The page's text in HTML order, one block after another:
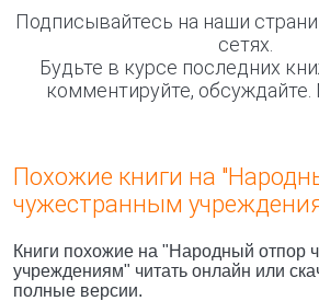
Подписывайтесь на наши
сетях.
Будьте в курсе последних
комментируйте,
Похожие книги на
чужестранным
Книги похожие на "Народный отпор
учреждениям" читать онлайн или
полные версии.